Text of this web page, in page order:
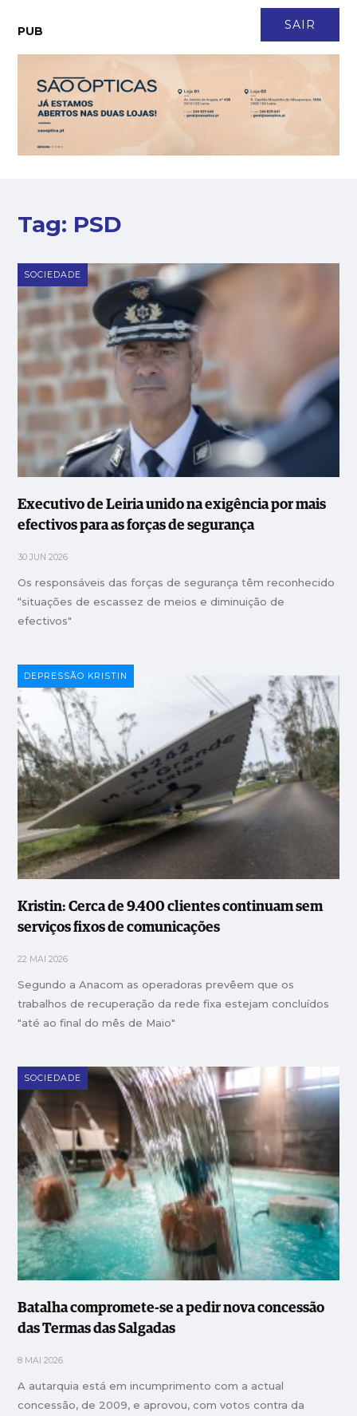
SAIR
PUB
Tag: PSD
SOCIEDADE
Executivo de Leiria unido na exigência por mais
efectivos para as forças de segurança
30 JUN 2026
Os responsáveis das forças de segurança têm reconhecido
“situações de escassez de meios e diminuição de
efectivos"
DEPRESSÃO KRISTIN
Kristin: Cerca de 9.400 clientes continuam sem
serviços fixos de comunicações
22 MAI 2026
Segundo a Anacom as operadoras prevêem que os
trabalhos de recuperação da rede fixa estejam concluídos
"até ao final do mês de Maio"
SOCIEDADE
Batalha compromete-se a pedir nova concessão
das Termas das Salgadas
8 MAI 2026
A autarquia está em incumprimento com a actual
concessão, de 2009, e aprovou, com votos contra da